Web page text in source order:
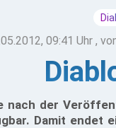
09:41 Uhr ,
nach der
Damit endet